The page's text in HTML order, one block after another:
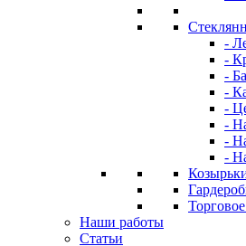
-
-
-
-
-
-
-
-
Наши работы
Статьи